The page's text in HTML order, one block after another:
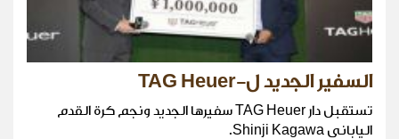
السفير الجديد ل-TAG Heuer
تستقبل دار TAG Heuer سفيرها الجديد ونجم كرة القدم
الياباني Shinji Kagawa.